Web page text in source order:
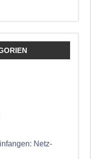
Netz-